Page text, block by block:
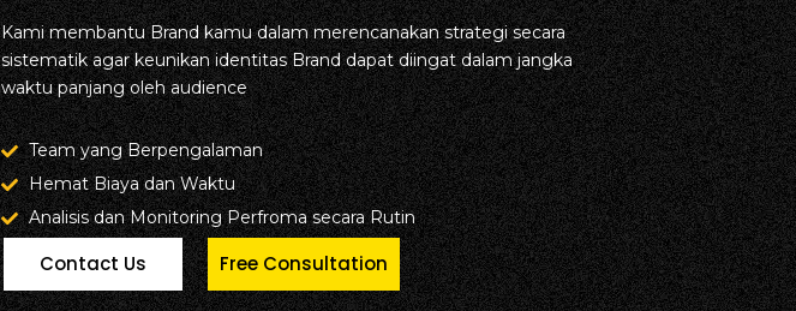
Kami membantu Brand kamu dalam merencanakan strategi secara
sistematik agar keunikan identitas Brand dapat diingat dalam jangka
waktu panjang oleh audience
Team yang Berpengalaman
Hemat Biaya dan Waktu
Analisis dan Monitoring Perfroma secara Rutin
Contact Us Free Consultation